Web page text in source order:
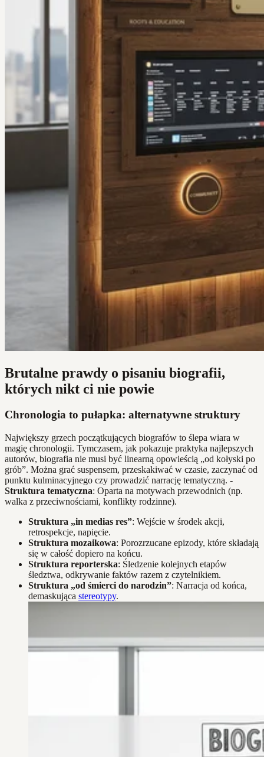
Brutalne prawdy o pisaniu biografii,
których nikt ci nie powie
Chronologia to pułapka: alternatywne struktury
Największy grzech początkujących biografów to ślepa wiara w
magię chronologii. Tymczasem, jak pokazuje praktyka najlepszych
autorów, biografia nie musi być linearną opowieścią „od kołyski po
grób”. Można grać suspensem, przeskakiwać w czasie, zaczynać od
punktu kulminacyjnego czy prowadzić narrację tematyczną. -
Struktura tematyczna: Oparta na motywach przewodnich (np.
walka z przeciwnościami, konflikty rodzinne).
Struktura „in medias res”: Wejście w środek akcji,
retrospekcje, napięcie.
Struktura mozaikowa: Porozrzucane epizody, które składają
się w całość dopiero na końcu.
Struktura reporterska: Śledzenie kolejnych etapów
śledztwa, odkrywanie faktów razem z czytelnikiem.
Struktura „od śmierci do narodzin”: Narracja od końca,
demaskująca stereotypy.